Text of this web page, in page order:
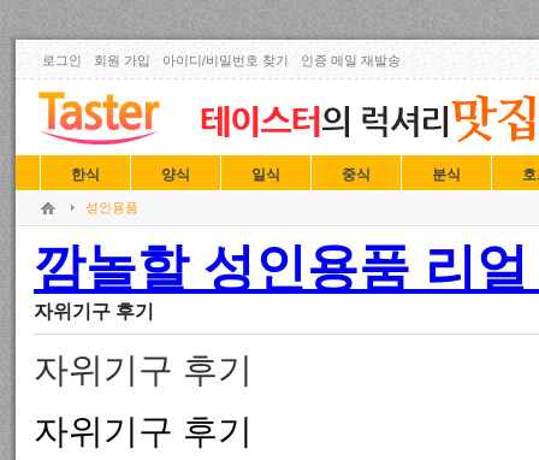
로그인 회원 가입 아이디/비밀번호 찾기 인증 메일 재발송
한식 양식 일식 중식 분식
성인용품
깜놀할 성인용품 리
자위기구 후기
자위기구 후기
자위기구 후기